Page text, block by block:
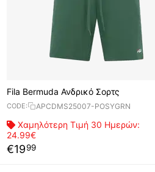
Fila Bermuda Ανδρικό Σορτς
CODE: APCDMS25007-POSYGRN
Χαμηλότερη Τιμή 30 Ημερών:
24.99€
€1999